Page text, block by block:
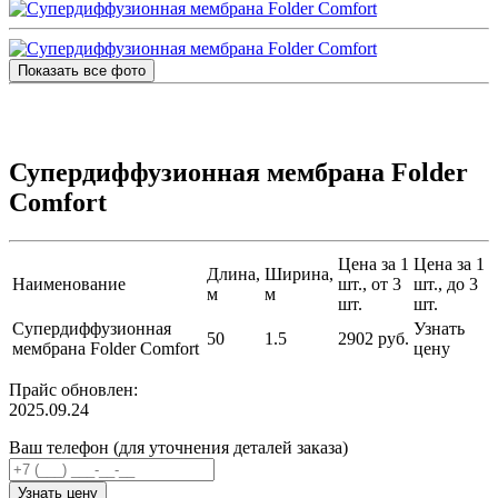
Показать все фото
Супердиффузионная мембрана Folder
Comfort
Наименование
Длина,
м
Ширина,
м
Цена за 1
шт., от 3
шт.
Цена за 1
шт., до 3
шт.
Супердиффузионная
мембрана Folder Comfort
50 1.5 2902 руб.
Узнать
цену
Прайс обновлен:
2025.09.24
Ваш телефон (для уточнения деталей заказа)
Узнать цену